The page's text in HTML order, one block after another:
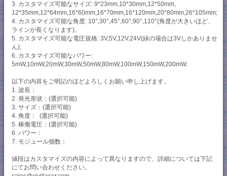
3. カスタマイズ可能なサイズ: 9*23mm,10*30mm,12*50mm,
12*35mm,12*64mm,16*60mm,16*70mm,16*120mm,20*80mm,26*105mm;
4. カスタマイズ可能な角度: 10°,30°,45°,60°,90°,110°(角度が大きいほど、
ラインが長くなります)。
5. カスタマイズ可能な電圧規格: 3V,5V,12V,24V(緑の場合は3Vしかありませ
ん);
6. カスタマイズ可能なパワー:
5mW,10mW,20mW,30mW,50mW,80mW,100mW,150mW,200mW.
以下の内容をご明記のほどよろしくお願い申し上げます。
1. 波長：
2. 発光形状：(選択可能)
3. サイズ：(選択可能)
4. 角度： (選択可能)
5. 稼働電圧：(選択可能)
6. パワー：
7. モジュール個数：
値段はカスタマイズの内容によって異なりますので、詳細については下記
にてお問い合わせください。